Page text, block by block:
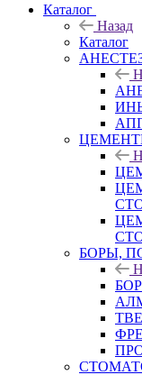
Каталог
Назад
Каталог
БОРЫ,